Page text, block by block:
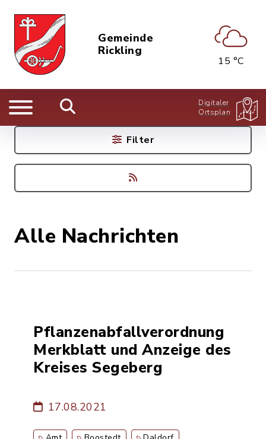
Gemeinde
Rickling
15 °C
Digitaler
Ortsplan
Alle Nachrichten
Pflanzenabfallverordnung
Merkblatt und Anzeige des
Kreises Segeberg
17.08.2021
Filter